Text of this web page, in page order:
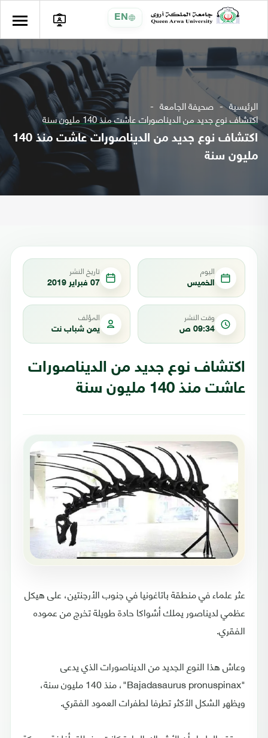
EN
الرئيسية صحيفة الجامعة
اكتشاف نوع جديد من الديناصورات عاشت منذ 140 مليون سنة
اكتشاف نوع جديد من الديناصورات عاشت منذ 140
مليون سنة
اليوم
الخميس
تاريخ النشر
07 فبراير 2019
وقت النشر
09:34 ص
المؤلف
يمن شباب نت
اكتشاف نوع جديد من الديناصورات
عاشت منذ 140 مليون سنة
عثر علماء في منطقة باتاغونيا في جنوب الأرجنتين، على هيكل
عظمي لديناصور يملك أشواكا حادة طويلة تخرج من عموده
الفقري.
وعاش هذا النوع الجديد من الديناصورات الذي يدعى
"Bajadasaurus pronuspinax"، منذ 140 مليون سنة،
ويظهر الشكل الأكثر تطرفا لطفرات العمود الفقري.